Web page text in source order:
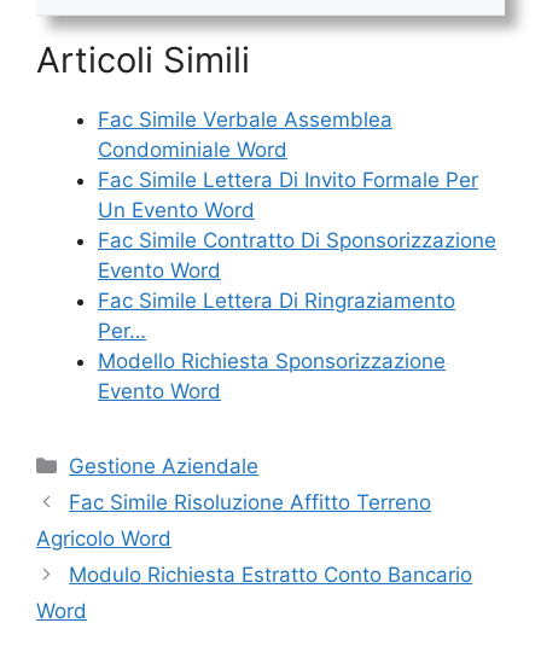
Articoli Simili
Fac Simile Verbale Assemblea
Condominiale Word
Fac Simile Lettera Di Invito Formale Per
Un Evento Word
Fac Simile Contratto Di Sponsorizzazione
Evento Word
Fac Simile Lettera Di Ringraziamento
Per…
Modello Richiesta Sponsorizzazione
Evento Word
Categorie
Gestione Aziendale
Fac Simile Risoluzione Affitto Terreno
Agricolo Word
Modulo Richiesta Estratto Conto Bancario
Word